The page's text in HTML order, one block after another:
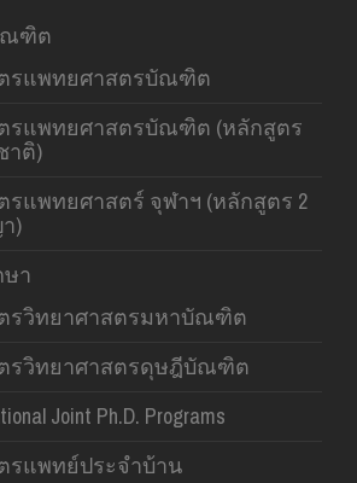
ฑิต
รแพทยศาสตรบัณฑิต
รแพทยศาสตรบัณฑิต (หลักสูตร
าติ)
รแพทยศาสตร์ จุฬาฯ (หลักสูตร 2
)
า
รวิทยาศาสตรมหาบัณฑิต
รวิทยาศาสตรดุษฎีบัณฑิต
Joint Ph.D. Programs
รแพทย์ประจำบ้าน